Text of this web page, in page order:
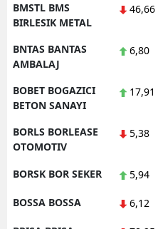
BMSTL BMS
BIRLESIK METAL
46,66
BNTAS BANTAS
AMBALAJ
6,80
BOBET BOGAZICI
BETON SANAYI
17,91
BORLS BORLEASE
OTOMOTIV
5,38
BORSK BOR SEKER 5,94
BOSSA BOSSA 6,12